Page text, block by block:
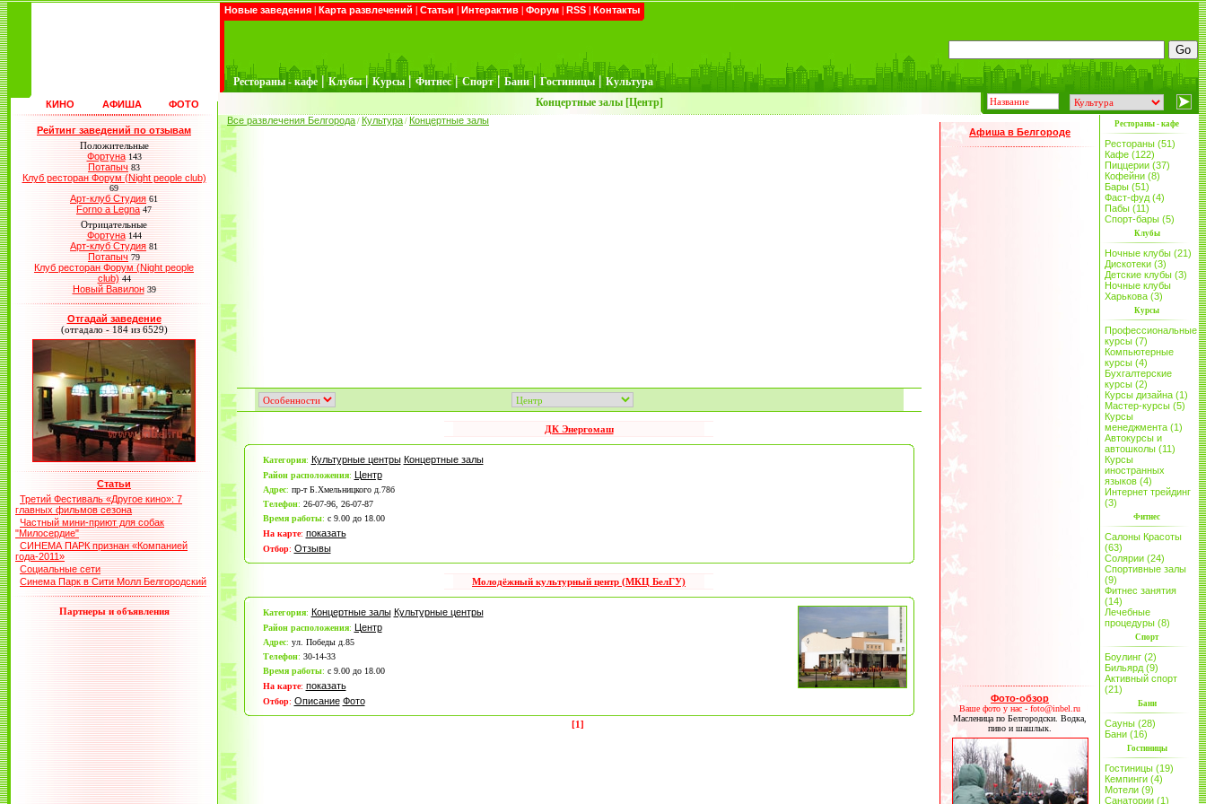
Новые заведения | Карта развлечений | Статьи | Интерактив | Форум | RSS | Контакты
Рестораны - кафе | Клубы | Курсы | Фитнес | Спорт | Бани | Гостиницы | Культура
КИНО АФИША ФОТО Концертные залы [Центр]
Рейтинг заведений по отзывам
Положительные
Фортуна 143
Потапыч 83
Клуб ресторан Форум (Night people club)
69
Арт-клуб Студия 61
Forno a Legna 47
Отрицательные
Фортуна 144
Арт-клуб Студия 81
Потапыч 79
Клуб ресторан Форум (Night people
club) 44
Новый Вавилон 39
Отгадай заведение
(отгадало - 184 из 6529)
Статьи
Третий Фестиваль «Другое кино»: 7
главных фильмов сезона
Частный мини-приют для собак
"Милосердие"
СИНЕМА ПАРК признан «Компанией
года-2011»
Социальные сети
Синема Парк в Сити Молл Белгородский
Партнеры и объявления
Все развлечения Белгорода / Культура / Концертные залы
ДК Энергомаш
Категория: Культурные центры Концертные залы
Район расположения: Центр
Адрес: пр-т Б.Хмельницкого д.78б
Телефон: 26-07-96, 26-07-87
Время работы: с 9.00 до 18.00
На карте: показать
Отбор: Отзывы
Молодёжный культурный центр (МКЦ БелГУ)
Категория: Концертные залы Культурные центры
Район расположения: Центр
Адрес: ул. Победы д.85
Телефон: 30-14-33
Время работы: с 9.00 до 18.00
На карте: показать
Отбор: Описание Фото
[1]
Афиша в Белгороде
Фото-обзор
Ваше фото у нас - foto@inbel.ru
Масленица по Белгородски. Водка,
пиво и шашлык.
Рестораны - кафе
Рестораны (51)
Кафе (122)
Пиццерии (37)
Кофейни (8)
Бары (51)
Фаст-фуд (4)
Пабы (11)
Спорт-бары (5)
Клубы
Ночные клубы (21)
Дискотеки (3)
Детские клубы (3)
Ночные клубы
Харькова (3)
Курсы
Профессиональные
курсы (7)
Компьютерные
курсы (4)
Бухгалтерские
курсы (2)
Курсы дизайна (1)
Мастер-курсы (5)
Курсы
менеджмента (1)
Автокурсы и
автошколы (11)
Курсы
иностранных
языков (4)
Интернет трейдинг
(3)
Фитнес
Салоны Красоты
(63)
Солярии (24)
Спортивные залы
(9)
Фитнес занятия
(14)
Лечебные
процедуры (8)
Спорт
Боулинг (2)
Бильярд (9)
Активный спорт
(21)
Бани
Сауны (28)
Бани (16)
Гостиницы
Гостиницы (19)
Кемпинги (4)
Мотели (9)
Санатории (1)